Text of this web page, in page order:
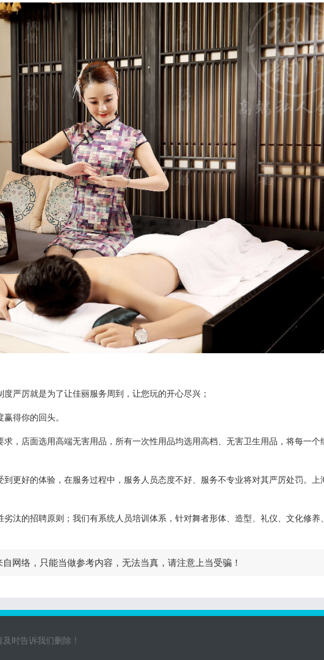
严厉就是为了让佳丽服务周到，让您玩的开心尽兴；
得你的回头。
，店面选用高端无害用品，所有一次性用品均选用高档、无害卫生用品，将每一个
更好的体验，在服务过程中，服务人员态度不好、服务不专业将对其严厉处罚。上
汰的招聘原则；我们有系统人员培训体系，针对舞者形体、造型、礼仪、文化修养
网络，只能当做参考内容，无法当真，请注意上当受骗！
时告诉我们删除！